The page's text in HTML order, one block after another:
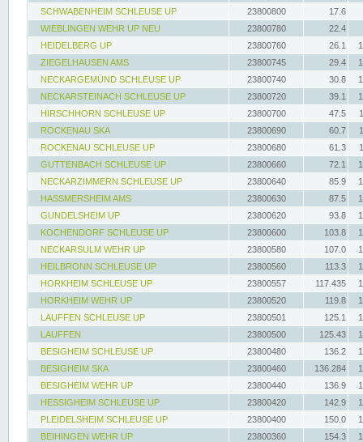
SCHWABENHEIM SCHLEUSE UP
23800800
17.6
WIEBLINGEN WEHR UP NEU
23800780
22.4
HEIDELBERG UP
23800760 26.1
ZIEGELHAUSEN AMS
23800745 29.4
NECKARGEMÜND SCHLEUSE UP
23800740 30.8
NECKARSTEINACH SCHLEUSE UP
23800720 39.1
HIRSCHHORN SCHLEUSE UP
23800700 47.5
ROCKENAU SKA
23800690 60.7
ROCKENAU SCHLEUSE UP
23800680 61.3
GUTTENBACH SCHLEUSE UP
23800660 72.1
NECKARZIMMERN SCHLEUSE UP
23800640 85.9
HASSMERSHEIM AMS
23800630 87.5
GUNDELSHEIM UP
23800620 93.8
KOCHENDORF SCHLEUSE UP
23800600 103.8
NECKARSULM WEHR UP
23800580 107.0
HEILBRONN SCHLEUSE UP
23800560 113.3
HORKHEIM SCHLEUSE UP
23800557 117.435
HORKHEIM WEHR UP
23800520 119.8
LAUFFEN SCHLEUSE UP
23800501 125.1
LAUFFEN
23800500 125.43
BESIGHEIM SCHLEUSE UP
23800480 136.2
BESIGHEIM SKA
23800460 136.284
BESIGHEIM WEHR UP
23800440 136.9
HESSIGHEIM SCHLEUSE UP
23800420 142.9
PLEIDELSHEIM SCHLEUSE UP
23800400 150.0
BEIHINGEN WEHR UP
23800360 154.3